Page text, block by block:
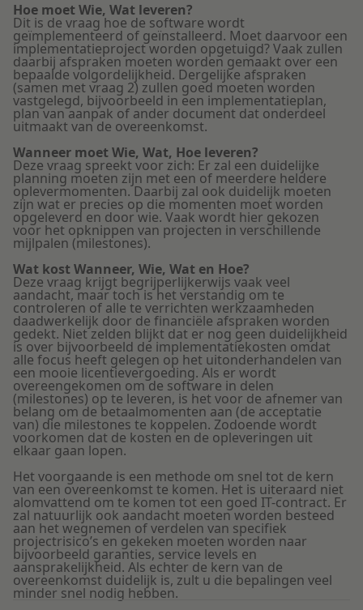
Hoe moet Wie, Wat leveren?
Dit is de vraag hoe de software wordt
geïmplementeerd of geïnstalleerd. Moet daarvoor een
implementatieproject worden opgetuigd? Vaak zullen
daarbij afspraken moeten worden gemaakt over een
bepaalde volgordelijkheid. Dergelijke afspraken
(samen met vraag 2) zullen goed moeten worden
vastgelegd, bijvoorbeeld in een implementatieplan,
plan van aanpak of ander document dat onderdeel
uitmaakt van de overeenkomst.
Wanneer moet Wie, Wat, Hoe leveren?
Deze vraag spreekt voor zich: Er zal een duidelijke
planning moeten zijn met een of meerdere heldere
oplevermomenten. Daarbij zal ook duidelijk moeten
zijn wat er precies op die momenten moet worden
opgeleverd en door wie. Vaak wordt hier gekozen
voor het opknippen van projecten in verschillende
mijlpalen (milestones).
Wat kost Wanneer, Wie, Wat en Hoe?
Deze vraag krijgt begrijperlijkerwijs vaak veel
aandacht, maar toch is het verstandig om te
controleren of alle te verrichten werkzaamheden
daadwerkelijk door de financiële afspraken worden
gedekt. Niet zelden blijkt dat er nog geen duidelijkheid
is over bijvoorbeeld de implementatiekosten omdat
alle focus heeft gelegen op het uitonderhandelen van
een mooie licentievergoeding. Als er wordt
overeengekomen om de software in delen
(milestones) op te leveren, is het voor de afnemer van
belang om de betaalmomenten aan (de acceptatie
van) die milestones te koppelen. Zodoende wordt
voorkomen dat de kosten en de opleveringen uit
elkaar gaan lopen.
Het voorgaande is een methode om snel tot de kern
van een overeenkomst te komen. Het is uiteraard niet
alomvattend om te komen tot een goed IT-contract. Er
zal natuurlijk ook aandacht moeten worden besteed
aan het wegnemen of verdelen van specifiek
projectrisico’s en gekeken moeten worden naar
bijvoorbeeld garanties, service levels en
aansprakelijkheid. Als echter de kern van de
overeenkomst duidelijk is, zult u die bepalingen veel
minder snel nodig hebben.